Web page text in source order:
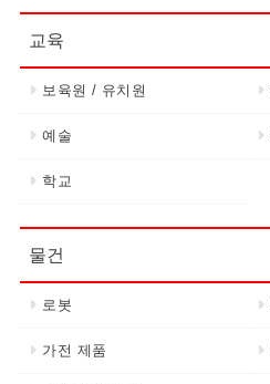
교육
보육원 / 유치원
예술
학교
물건
로봇
가전 제품